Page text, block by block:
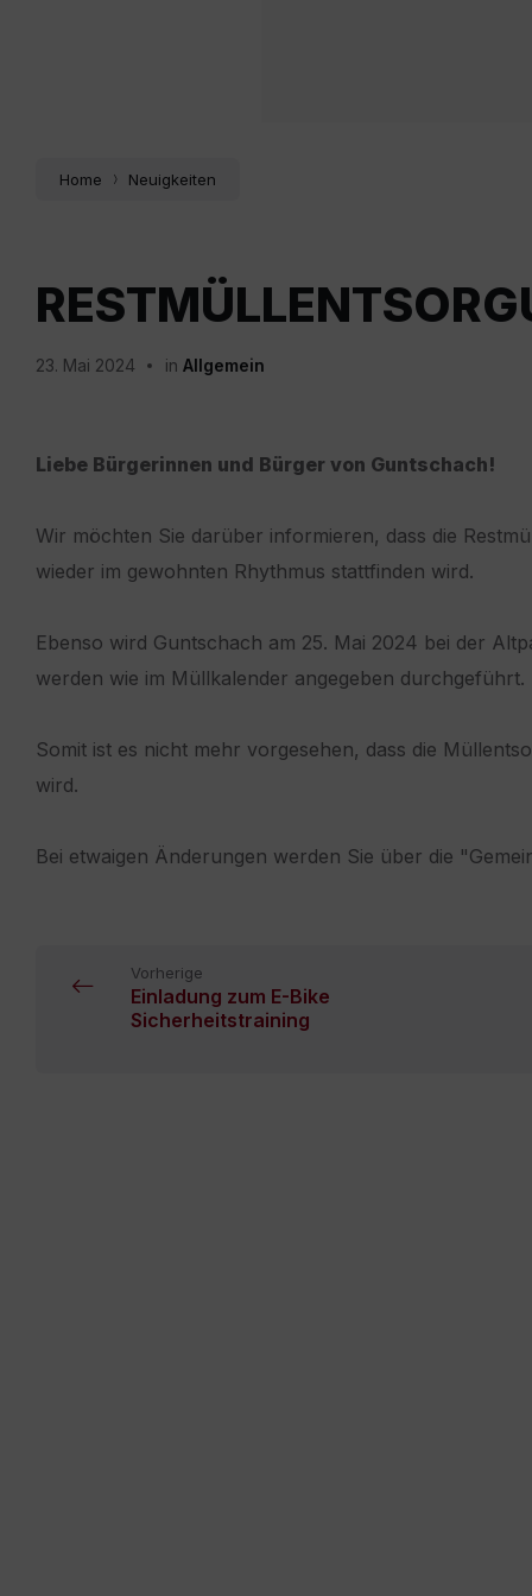
Home Neuigkeiten
23. Mai 2024 in Allgemein
Liebe Bürgerinnen und Bürger von Guntschach!
Wir möchten Sie darüber informieren, dass die
wieder im gewohnten Rhythmus stattfinden wird.
Ebenso wird Guntschach am 25. Mai 2024 bei der
werden wie im Müllkalender angegeben durchgeführt.
Somit ist es nicht mehr vorgesehen, dass die
wird.
Bei etwaigen Änderungen werden Sie über die
Vorherige
Einladung zum E-Bike
Sicherheitstraining